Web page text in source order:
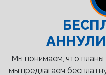
Мы понимаем, что планы
мы предлагаем